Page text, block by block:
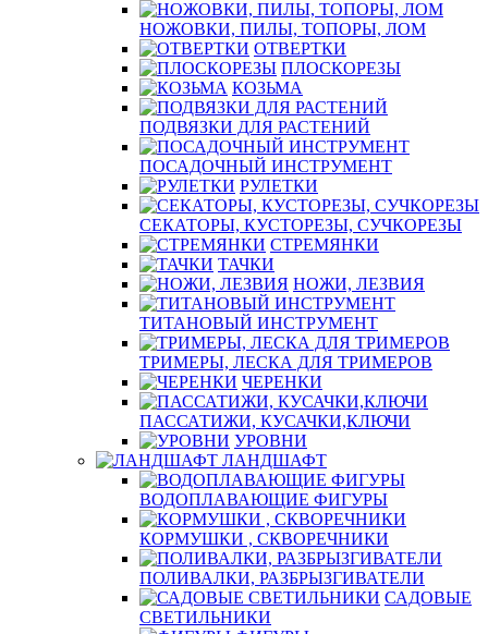
НОЖОВКИ, ПИЛЫ, ТОПОРЫ, ЛОМ
ОТВЕРТКИ
ПЛОСКОРЕЗЫ
КОЗЬМА
ПОДВЯЗКИ ДЛЯ РАСТЕНИЙ
ПОСАДОЧНЫЙ ИНСТРУМЕНТ
РУЛЕТКИ
СЕКАТОРЫ, КУСТОРЕЗЫ, СУЧКОРЕЗЫ
СТРЕМЯНКИ
ТАЧКИ
НОЖИ, ЛЕЗВИЯ
ТИТАНОВЫЙ ИНСТРУМЕНТ
ТРИМЕРЫ, ЛЕСКА ДЛЯ ТРИМЕРОВ
ЧЕРЕНКИ
ПАССАТИЖИ, КУСАЧКИ,КЛЮЧИ
УРОВНИ
ЛАНДШАФТ
ВОДОПЛАВАЮЩИЕ ФИГУРЫ
КОРМУШКИ , СКВОРЕЧНИКИ
ПОЛИВАЛКИ, РАЗБРЫЗГИВАТЕЛИ
САДОВЫЕ
СВЕТИЛЬНИКИ